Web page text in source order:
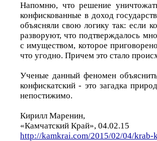
Напомню, что решение
конфискованные в доход
объясняли свою логику так: если
разворуют, что подтверждалось
с имуществом, которое
что угодно. Причем это стало
Ученые данный феномен
конфискатский - это загадка
непостижимо.
Кирилл Маренин,
«Камчатский Край», 04.02.15
http://kamkrai.com/2015/02/04/